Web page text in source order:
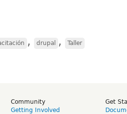
, drupal , Taller
Community
Getting Involved
Get